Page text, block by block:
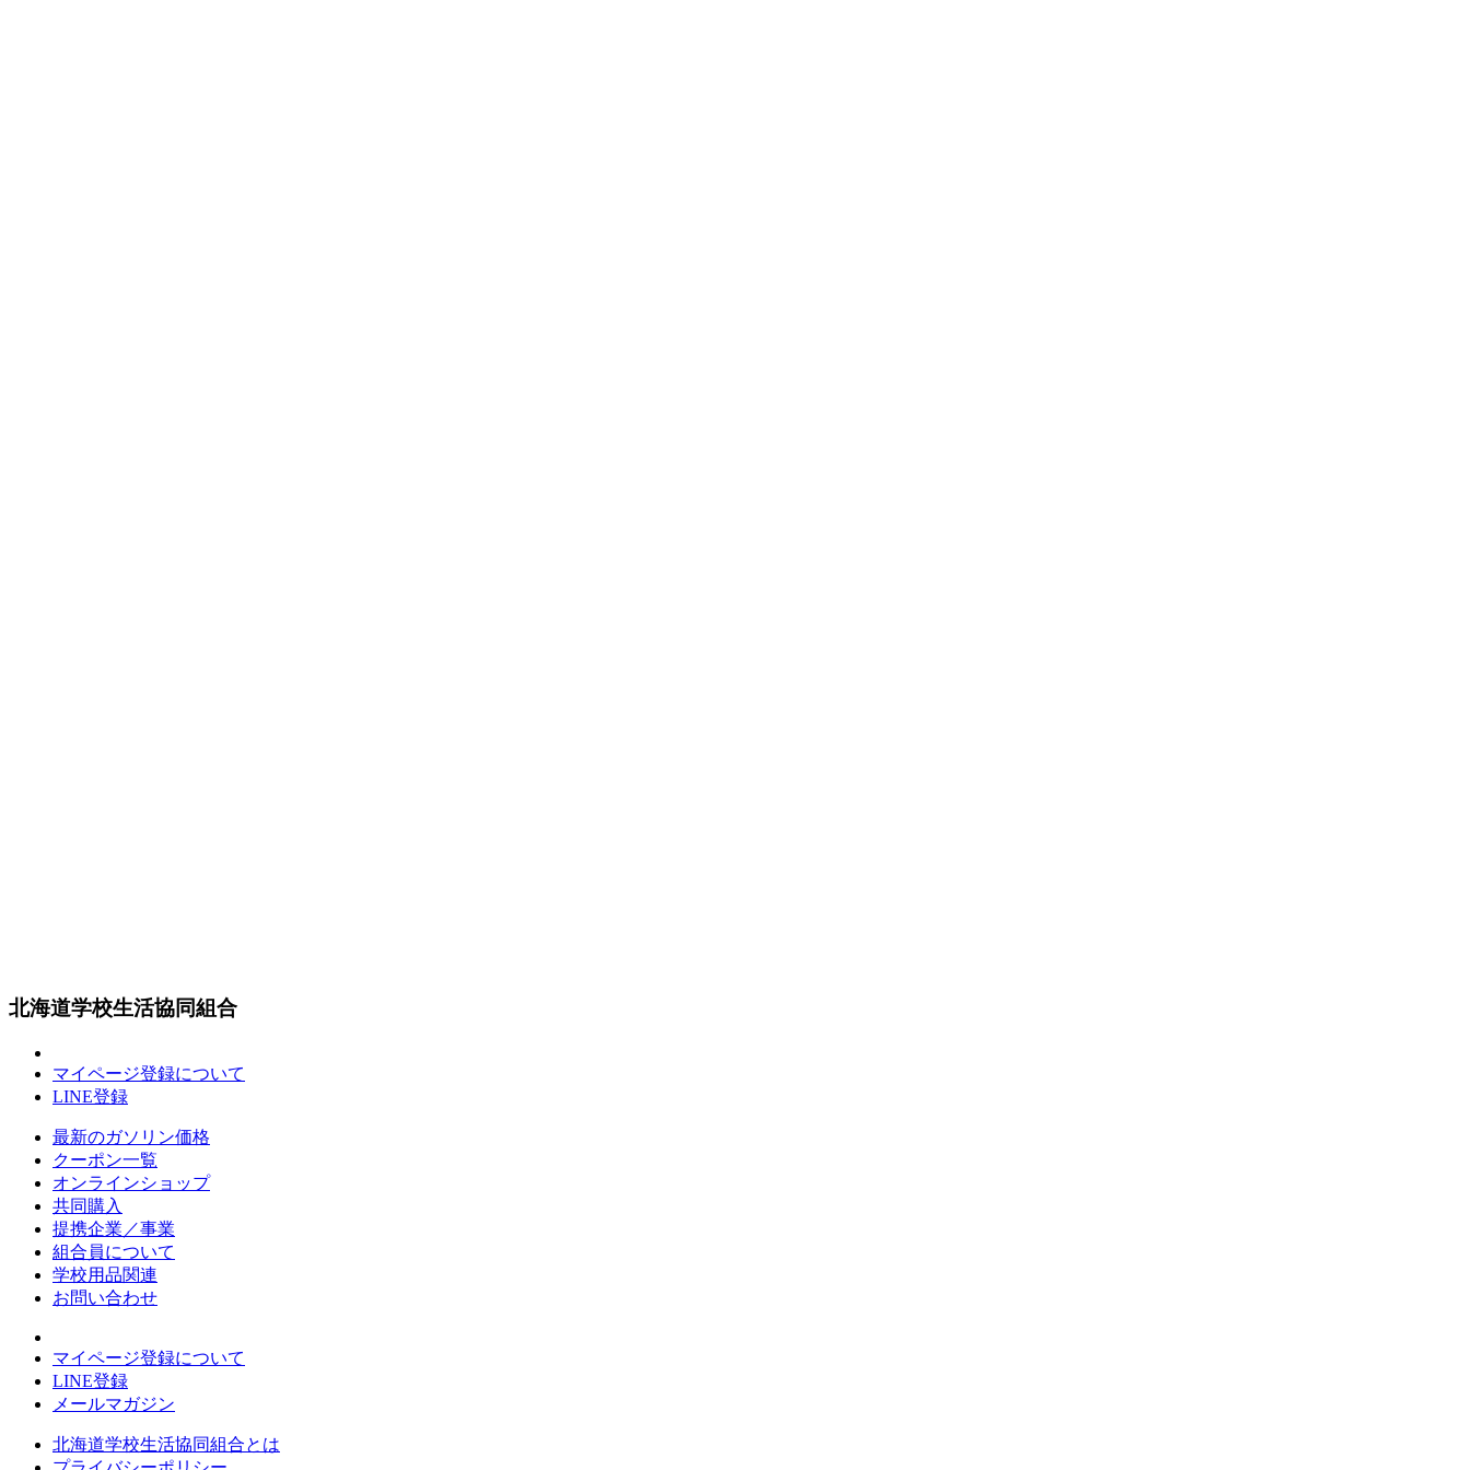
北海道学校生活協同組合
マイページ登録について
LINE登録
最新のガソリン価格
クーポン一覧
オンラインショップ
共同購入
提携企業／事業
組合員について
学校用品関連
お問い合わせ
マイページ登録について
LINE登録
メールマガジン
北海道学校生活協同組合とは